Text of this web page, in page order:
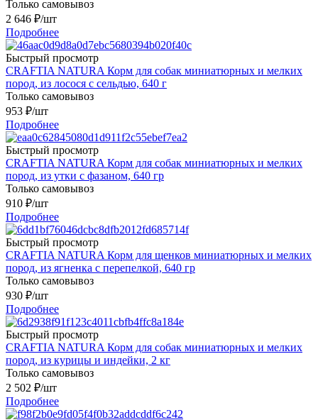
Только самовывоз
2 646 ₽/шт
Подробнее
Быстрый просмотр
CRAFTIA NATURA Корм для собак миниатюрных и мелких
пород, из лосося с сельдью, 640 г
Только самовывоз
953 ₽/шт
Подробнее
Быстрый просмотр
CRAFTIA NATURA Корм для собак миниатюрных и мелких
пород, из утки с фазаном, 640 гр
Только самовывоз
910 ₽/шт
Подробнее
Быстрый просмотр
CRAFTIA NATURA Корм для щенков миниатюрных и мелких
пород, из ягненка с перепелкой, 640 гр
Только самовывоз
930 ₽/шт
Подробнее
Быстрый просмотр
CRAFTIA NATURA Корм для собак миниатюрных и мелких
пород, из курицы и индейки, 2 кг
Только самовывоз
2 502 ₽/шт
Подробнее